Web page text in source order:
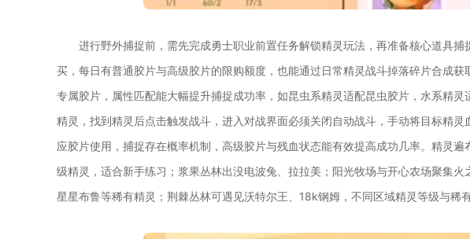
进行野外捕捉前，需先完成勇士职业前置任务解锁精灵玩法，再准备核心道具
买，每日有普通胶片与高级胶片的限购额度，也能通过日常精灵战斗掉落碎片合成
专属胶片，属性匹配能大幅提升捕捉成功率，如昆虫系精灵适配昆虫胶片，水系精
精灵，找到精灵后点击触发战斗，进入对战界面必须关闭自动战斗，手动将目标精
应胶片使用，捕捉存在概率机制，高级胶片与残血状态能有效提高成功几率。精灵
级精灵，适合新手练习；浆果丛林出没电波兔、拉拉美；阳光牧场与开心农场聚集火
星星布鲁等稀有精灵；荆棘丛林可遇见沃特尔王、18k钢姆，不同区域精灵等级与稀